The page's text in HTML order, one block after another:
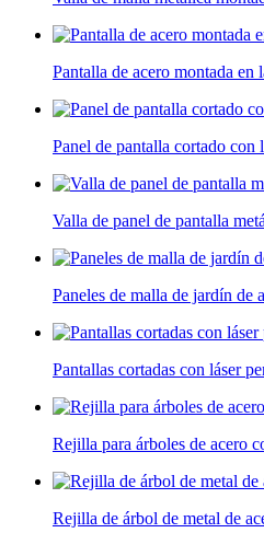
Pantalla de acero montada en
Panel de pantalla cortado con
Valla de panel de pantalla
Paneles de malla de jardín de
Pantallas cortadas con láser
Rejilla para árboles de acero
Rejilla de árbol de metal de